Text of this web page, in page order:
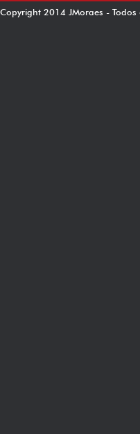
Copyright 2014 JMoraes - Todos